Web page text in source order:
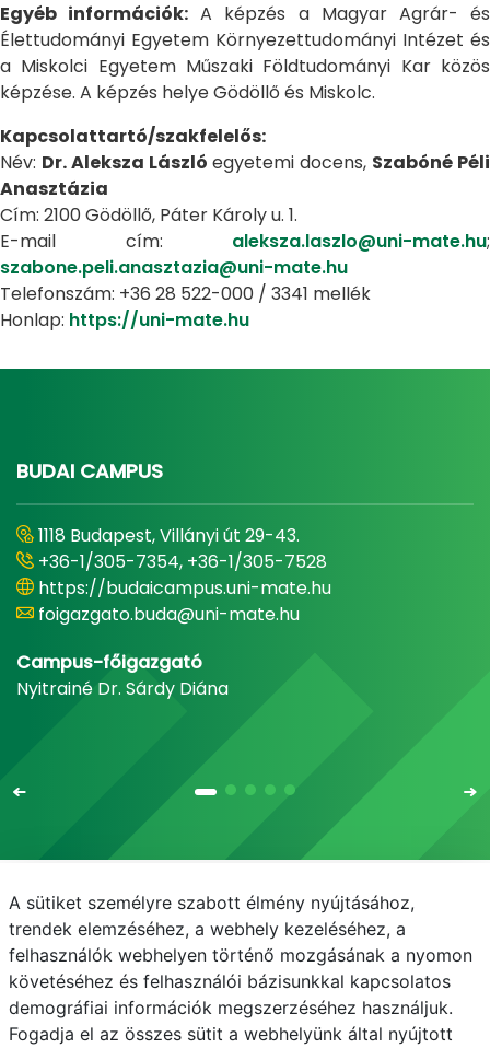
Egyéb információk: A képzés a Magyar Agrár- és
Élettudományi Egyetem Környezettudományi Intézet és
a Miskolci Egyetem Műszaki Földtudományi Kar közös
képzése. A képzés helye Gödöllő és Miskolc.
Kapcsolattartó/szakfelelős:
Név: Dr. Aleksza László egyetemi docens, Szabóné Péli
Anasztázia
Cím: 2100 Gödöllő, Páter Károly u. 1.
E-mail cím: aleksza.laszlo@uni-mate.hu;
szabone.peli.anasztazia@uni-mate.hu
Telefonszám: +36 28 522-000 / 3341 mellék
Honlap: https://uni-mate.hu
BUDAI CAMPUS
1118 Budapest, Villányi út 29-43.
+36-1/305-7354, +36-1/305-7528
https://budaicampus.uni-mate.hu
foigazgato.buda@uni-mate.hu
Campus-főigazgató
Nyitrainé Dr. Sárdy Diána
Email Telefonkönyv NEPTUN
E-learning
Médiaközpont
Informatikai Igazgatóság
Adatvédelem
A sütiket személyre szabott élmény nyújtásához,
trendek elemzéséhez, a webhely kezeléséhez, a
felhasználók webhelyen történő mozgásának a nyomon
követéséhez és felhasználói bázisunkkal kapcsolatos
demográfiai információk megszerzéséhez használjuk.
Fogadja el az összes sütit a webhelyünk által nyújtott